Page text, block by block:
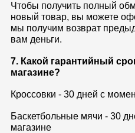
Чтобы получить полный
новый товар, вы можете
мы получим возврат
вам деньги.
7. Какой гарантийный
магазине?
Кроссовки - 30 дней с
Баскетбольные мячи - 30
магазине